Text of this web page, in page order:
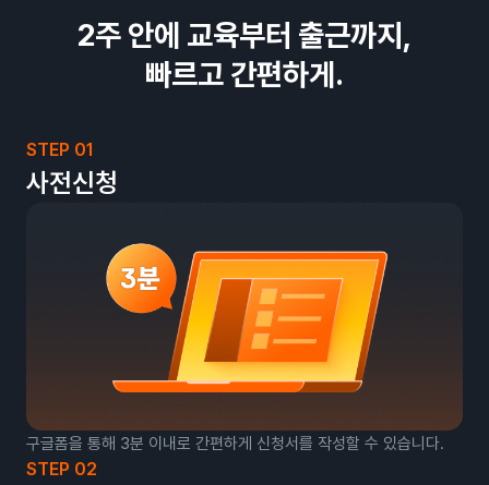
2주 안에 교육부터 출근까지,
빠르고 간편하게.
STEP 01
사전신청
구글폼을 통해 3분 이내로 간편하게 신청서를 작성할 수 있습니다.
STEP 02